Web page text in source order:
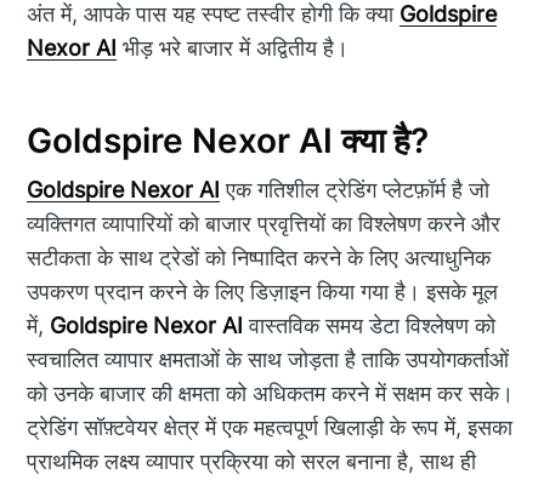
अंत में, आपके पास यह स्पष्ट तस्वीर होगी कि क्या Goldspire
Nexor AI भीड़ भरे बाजार में अद्वितीय है।
Goldspire Nexor AI क्या है?
Goldspire Nexor AI एक गतिशील ट्रेडिंग प्लेटफ़ॉर्म है जो
व्यक्तिगत व्यापारियों को बाजार प्रवृत्तियों का विश्लेषण करने और
सटीकता के साथ ट्रेडों को निष्पादित करने के लिए अत्याधुनिक
उपकरण प्रदान करने के लिए डिज़ाइन किया गया है। इसके मूल
में, Goldspire Nexor AI वास्तविक समय डेटा विश्लेषण को
स्वचालित व्यापार क्षमताओं के साथ जोड़ता है ताकि उपयोगकर्ताओं
को उनके बाजार की क्षमता को अधिकतम करने में सक्षम कर सके।
ट्रेडिंग सॉफ़्टवेयर क्षेत्र में एक महत्वपूर्ण खिलाड़ी के रूप में, इसका
प्राथमिक लक्ष्य व्यापार प्रक्रिया को सरल बनाना है, साथ ही